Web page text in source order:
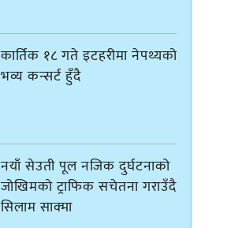
कार्तिक १८ गते इटहरीमा नेपथ्यको
भव्य कन्सर्ट हुँदै
नयाँ सेउती पूल नजिक दुर्घटनाको
जोखिमको ट्राफिक सचेतना गराउँदै
सिलाम साक्मा